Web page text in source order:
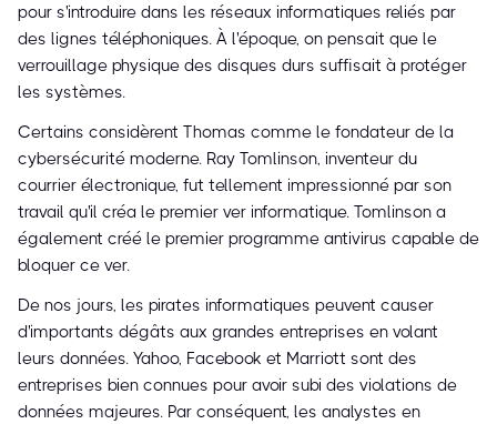
pour s'introduire dans les réseaux informatiques reliés par
des lignes téléphoniques. À l'époque, on pensait que le
verrouillage physique des disques durs suffisait à protéger
les systèmes.
Certains considèrent Thomas comme le fondateur de la
cybersécurité moderne. Ray Tomlinson, inventeur du
courrier électronique, fut tellement impressionné par son
travail qu'il créa le premier ver informatique. Tomlinson a
également créé le premier programme antivirus capable de
bloquer ce ver.
De nos jours, les pirates informatiques peuvent causer
d'importants dégâts aux grandes entreprises en volant
leurs données. Yahoo, Facebook et Marriott sont des
entreprises bien connues pour avoir subi des violations de
données majeures. Par conséquent, les analystes en